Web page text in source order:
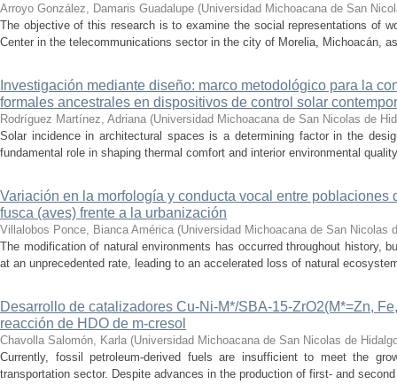
Arroyo González, Damaris Guadalupe (Universidad Michoacana de San
The objective of this research is to examine the social representations of
Center in the telecommunications sector in the city of Morelia, Michoacán,
Investigación mediante diseño: marco metodológico para la
formales ancestrales en dispositivos de control solar
Rodríguez Martínez, Adriana (Universidad Michoacana de San Nicolas de
Solar incidence in architectural spaces is a determining factor in the
fundamental role in shaping thermal comfort and interior environmental
Variación en la morfología y conducta vocal entre poblaciones
fusca (aves) frente a la urbanización
Villalobos Ponce, Bianca América (Universidad Michoacana de San Nicolas
The modification of natural environments has occurred throughout history,
at an unprecedented rate, leading to an accelerated loss of natural
Desarrollo de catalizadores Cu-Ni-M*/SBA-15-ZrO2(M*=Zn,
reacción de HDO de m-cresol
Chavolla Salomón, Karla (Universidad Michoacana de San Nicolas de
Currently, fossil petroleum-derived fuels are insufficient to meet the
transportation sector. Despite advances in the production of first- and